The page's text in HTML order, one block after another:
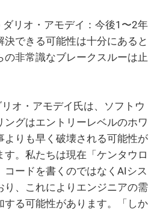
ダリオ・アモデイ：今後1〜2年
決できる可能性は十分にあると
の非常識なブレークスルーは止
オ・アモデイ氏は、ソフトウ
ングはエントリーレベルのホワ
よりも早く破壊される可能性が
す。私たちは現在「ケンタウロ
コードを書くのではなくAIシス
り、これによりエンジニアの需
する可能性があります。「しか